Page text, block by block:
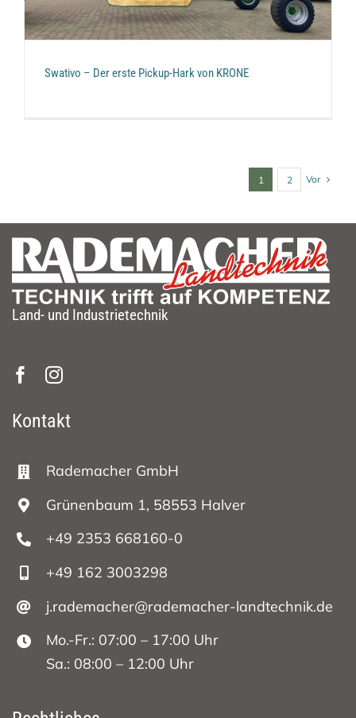
Swativo – Der erste Pickup-Hark von KRONE
1 2 Vor
Land- und Industrietechnik
Kontakt
Rademacher GmbH
Grünenbaum 1, 58553 Halver
+49 2353 668160-0
+49 162 3003298
j.rademacher@rademacher-landtechnik.de
Mo.-Fr.: 07:00 – 17:00 Uhr
Sa.: 08:00 – 12:00 Uhr